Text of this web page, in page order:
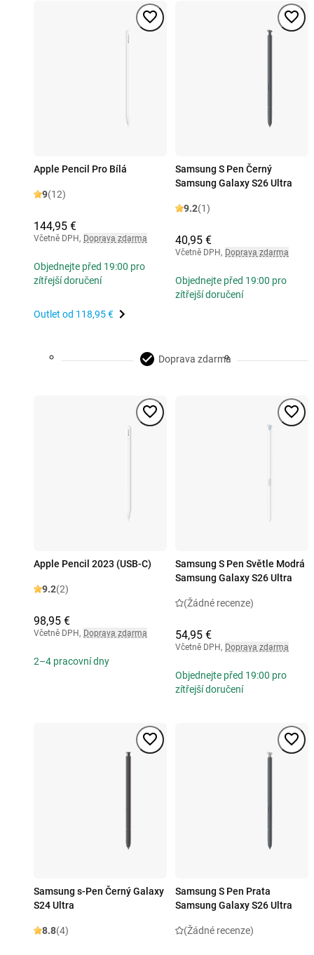
Apple Pencil Pro Bílá
9(12)
144,95 €
Včetně DPH, Doprava zdarma
Objednejte před 19:00 pro
zítřejší doručení
Outlet od 118,95 €
Samsung S Pen Černý
Samsung Galaxy S26 Ultra
9.2(1)
40,95 €
Včetně DPH, Doprava zdarma
Objednejte před 19:00 pro
zítřejší doručení
Doprava zdarma
Apple Pencil 2023 (USB-C)
9.2(2)
98,95 €
Včetně DPH, Doprava zdarma
2–4 pracovní dny
Samsung S Pen Světle Modrá
Samsung Galaxy S26 Ultra
(Žádné recenze)
54,95 €
Včetně DPH, Doprava zdarma
Objednejte před 19:00 pro
zítřejší doručení
Samsung s-Pen Černý Galaxy
S24 Ultra
8.8(4)
Samsung S Pen Prata
Samsung Galaxy S26 Ultra
(Žádné recenze)